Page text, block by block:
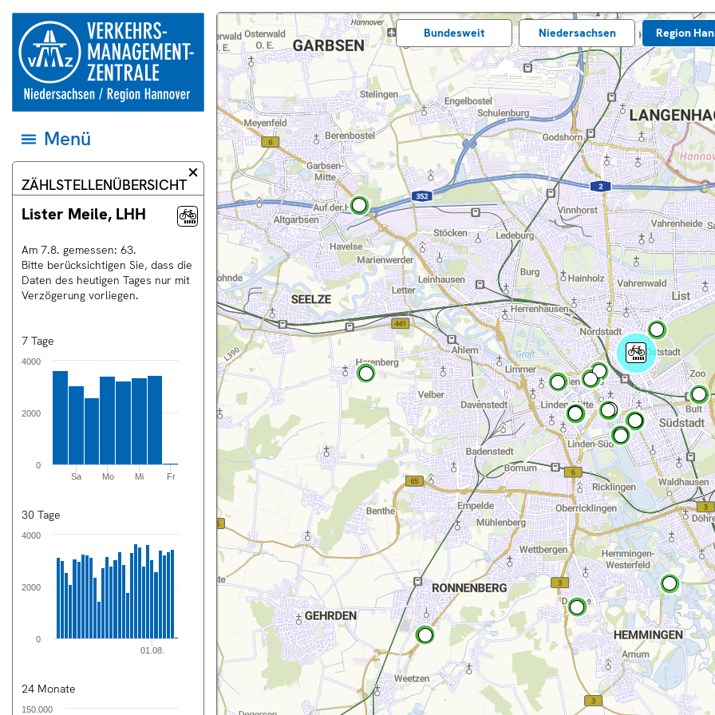
Springe direkt zum Inhalt
zur
Startseite
der
Verkehrsmanagementzentrale
Niedersachsen
und
Region
Menü
öffnen
und
ersten
Eintrag
springen
Menü
ZÄHLSTELLENÜBERSICHT Informationsdialog
schließen
Lister Meile, LHH
Am 7.8. gemessen: 63.
Bitte berücksichtigen Sie, dass die
Daten des heutigen Tages nur mit
Verzögerung vorliegen.
7 Tage
Sa Mo Mi Fr
0
2000
4000
30 Tage
01.08.
0
2000
4000
24 Monate
150.000
Dieser
Bereich
der
Webseite
zeigt
eine
Landkarte.
Karte
und
Datenquellen
jeweilige
Gebiet
einstellen
Bundes­weit Nieder­sachsen Region